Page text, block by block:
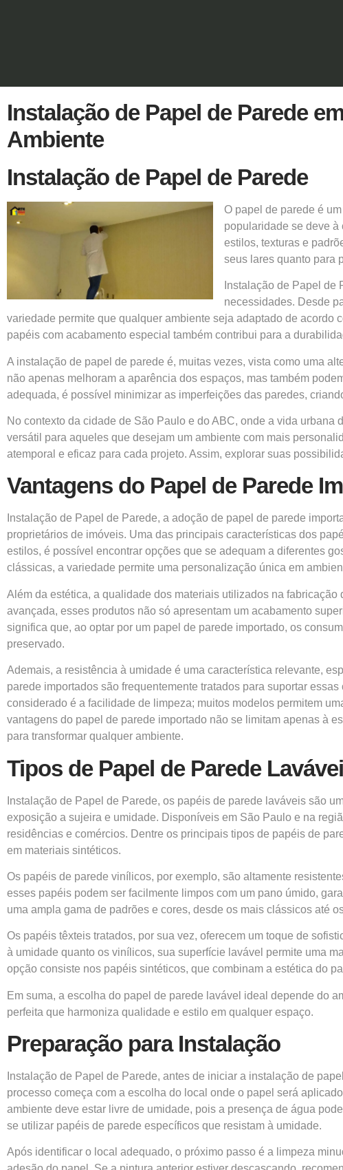
Instalação de Papel de Parede
Ambiente
Instalação de Papel de Parede
O papel de parede é
popularidade se deve à
estilos, texturas e
seus lares quanto para
Instalação de Papel de
necessidades. Desde
variedade permite que qualquer ambiente seja adaptado de
papéis com acabamento especial também contribui para a
A instalação de papel de parede é, muitas vezes, vista como uma
não apenas melhoram a aparência dos espaços, mas também
adequada, é possível minimizar as imperfeições das paredes,
No contexto da cidade de São Paulo e do ABC, onde a vida
versátil para aqueles que desejam um ambiente com mais
atemporal e eficaz para cada projeto. Assim, explorar suas
Vantagens do Papel de Parede
Instalação de Papel de Parede, a adoção de papel de parede
proprietários de imóveis. Uma das principais características dos
estilos, é possível encontrar opções que se adequam a diferentes
clássicas, a variedade permite uma personalização única em
Além da estética, a qualidade dos materiais utilizados na
avançada, esses produtos não só apresentam um acabamento
significa que, ao optar por um papel de parede importado, os
preservado.
Ademais, a resistência à umidade é uma característica relevante,
parede importados são frequentemente tratados para suportar
considerado é a facilidade de limpeza; muitos modelos permitem
vantagens do papel de parede importado não se limitam apenas à
para transformar qualquer ambiente.
Tipos de Papel de Parede
Instalação de Papel de Parede, os papéis de parede laváveis são
exposição a sujeira e umidade. Disponíveis em São Paulo e na
residências e comércios. Dentre os principais tipos de papéis de
em materiais sintéticos.
Os papéis de parede vinílicos, por exemplo, são altamente
esses papéis podem ser facilmente limpos com um pano úmido,
uma ampla gama de padrões e cores, desde os mais clássicos até
Os papéis têxteis tratados, por sua vez, oferecem um toque de
à umidade quanto os vinílicos, sua superfície lavável permite uma
opção consiste nos papéis sintéticos, que combinam a estética do
Em suma, a escolha do papel de parede lavável ideal depende do
perfeita que harmoniza qualidade e estilo em qualquer espaço.
Preparação para Instalação
Instalação de Papel de Parede, antes de iniciar a instalação de
processo começa com a escolha do local onde o papel será
ambiente deve estar livre de umidade, pois a presença de água
se utilizar papéis de parede específicos que resistam à umidade.
Após identificar o local adequado, o próximo passo é a limpeza